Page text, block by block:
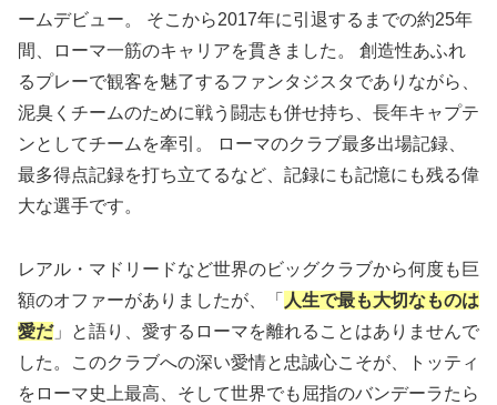
ームデビュー。 そこから2017年に引退するまでの約25年
間、ローマ一筋のキャリアを貫きました。 創造性あふれ
るプレーで観客を魅了するファンタジスタでありながら、
泥臭くチームのために戦う闘志も併せ持ち、長年キャプテ
ンとしてチームを牽引。 ローマのクラブ最多出場記録、
最多得点記録を打ち立てるなど、記録にも記憶にも残る偉
大な選手です。
レアル・マドリードなど世界のビッグクラブから何度も巨
額のオファーがありましたが、「 人生で最も大切なものは
愛だ」と語り、愛するローマを離れることはありませんで
した。このクラブへの深い愛情と忠誠心こそが、トッティ
をローマ史上最高、そして世界でも屈指のバンデーラたら